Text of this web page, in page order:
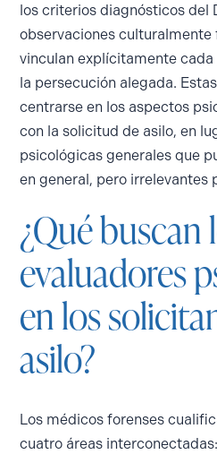
los criterios diagnósticos del
observaciones culturalmente
vinculan explícitamente
la persecución alegada.
centrarse en los aspectos
con la solicitud de asilo, en
psicológicas generales que
en general, pero irrelevantes
¿Qué buscan
evaluadores
en los
asilo?
Los médicos forenses
cuatro áreas interconectadas: